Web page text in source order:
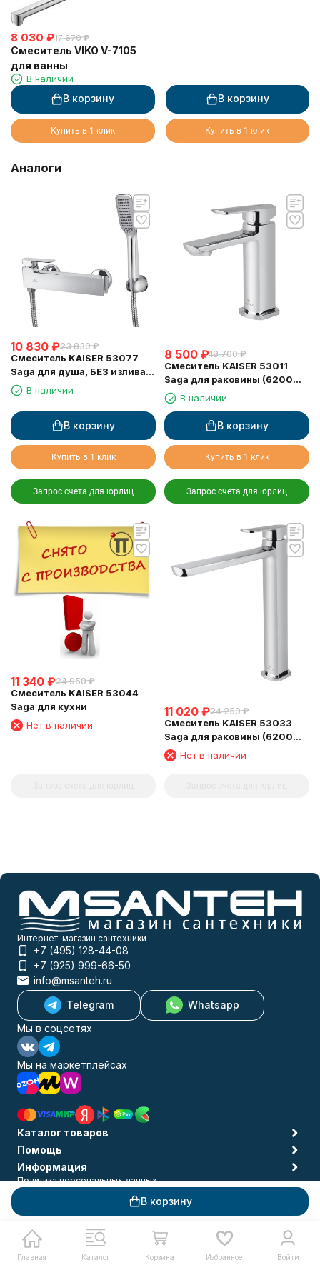
В корзину
8 030 ₽17 670 ₽
Смеситель VIKO V-7105
для ванны
В наличии
В корзину
Купить в 1 клик
В корзину
Купить в 1 клик
Аналоги
10 830 ₽23 830 ₽
Смеситель KAISER 53077
Saga для душа, БЕЗ излива,
латунь, хром (картридж
6201)
В наличии
В корзину
Купить в 1 клик
Запрос счета для юрлиц
8 500 ₽18 700 ₽
Смеситель KAISER 53011
Saga для раковины (6200
Картридж)
В наличии
В корзину
Купить в 1 клик
Запрос счета для юрлиц
11 340 ₽24 950 ₽
Смеситель KAISER 53044
Saga для кухни
Нет в наличии
11 020 ₽24 250 ₽
Смеситель KAISER 53033
Saga для раковины (6200
Картридж)
Нет в наличии
Главная Каталог Корзина Избранное Войти
Интернет-магазин сантехники
+7 (495) 128-44-08
+7 (925) 999-66-50
info@msanteh.ru
Telegram
Whatsapp
Мы в соцсетях
Мы на маркетплейсах
Каталог товаров
Помощь
Информация
Политика персональных данных
© 2009-2026 MSANTEH